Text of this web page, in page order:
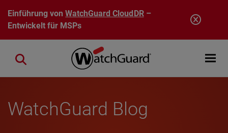
Direkt zum Inhalt
Einführung vonWatchGuard CloudDR–
Entwickelt für MSPs
Open
Close search
WatchGuard Blog